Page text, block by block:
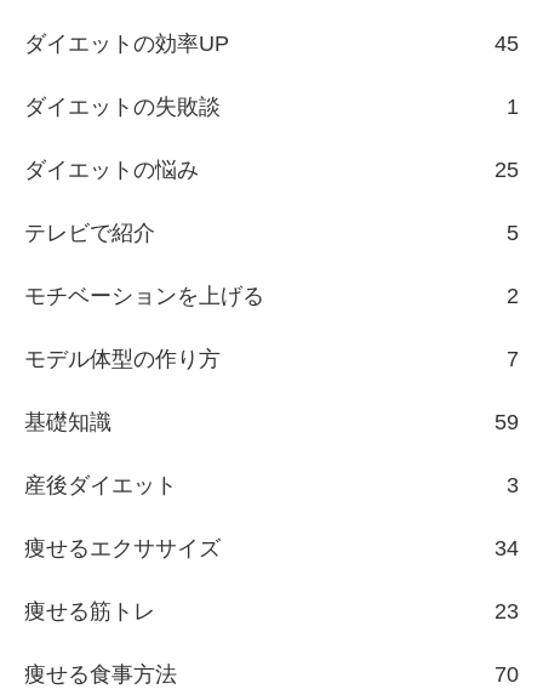
ダイエットの効率UP 45
ダイエットの失敗談 1
ダイエットの悩み 25
テレビで紹介 5
モチベーションを上げる 2
モデル体型の作り方 7
基礎知識 59
産後ダイエット 3
痩せるエクササイズ 34
痩せる筋トレ 23
痩せる食事方法 70